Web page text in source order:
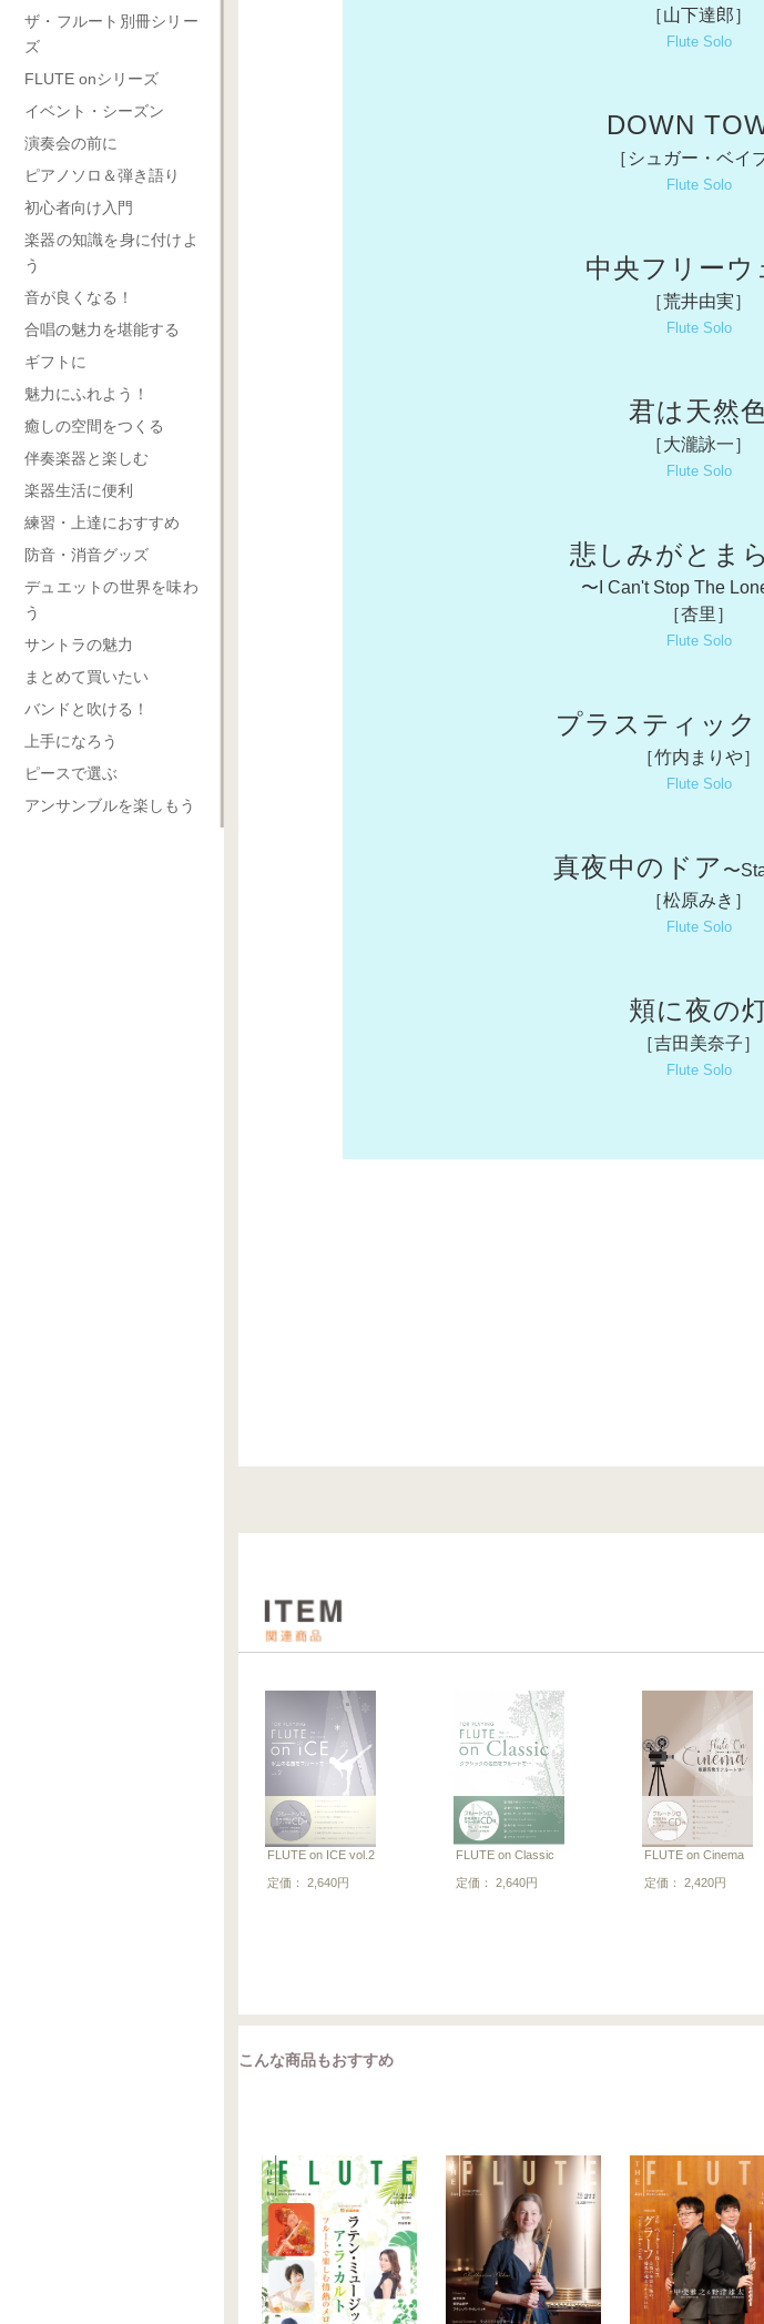
ザ・フルート別冊シリー
ズ
FLUTE onシリーズ
イベント・シーズン
演奏会の前に
ピアノソロ＆弾き語り
初心者向け入門
楽器の知識を身に付けよ
う
音が良くなる！
合唱の魅力を堪能する
ギフトに
魅力にふれよう！
癒しの空間をつくる
伴奏楽器と楽しむ
楽器生活に便利
練習・上達におすすめ
防音・消音グッズ
デュエットの世界を味わ
う
サントラの魅力
まとめて買いたい
バンドと吹ける！
上手になろう
ピースで選ぶ
アンサンブルを楽しもう
［山下達郎］
Flute Solo
DOWN
［シュガー・ベイ
Flute Solo
中央フリーウ
［荒井由実］
Flute Solo
君は天然
［大瀧詠一］
Flute Solo
悲しみがとま
〜I Can't Stop The
［杏里］
Flute Solo
プラスティック
［竹内まりや］
Flute Solo
真夜中のドア 〜
［松原みき］
Flute Solo
頬に夜の
［吉田美奈子］
Flute Solo
FLUTE on ICE vol.2
定価： 2,640円
FLUTE on Classic
定価： 2,640円
FLUTE on Cinema
定価： 2,420円
こんな商品もおすすめ